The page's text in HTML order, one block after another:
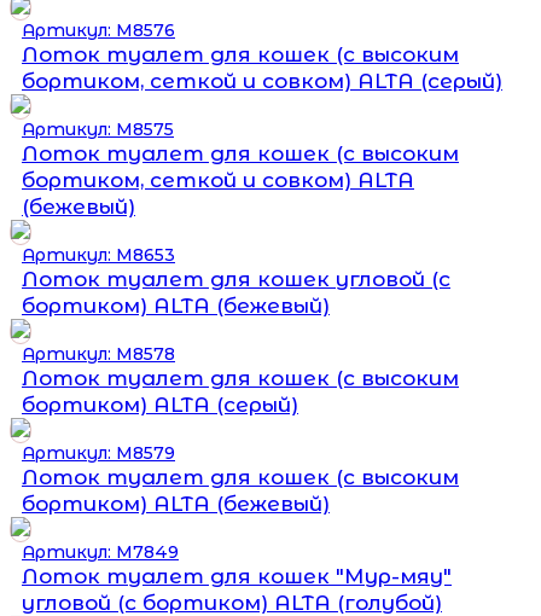
Артикул: М8576
Лоток туалет для кошек (c высоким
бортиком, сеткой и совком) ALTA (серый)
Артикул: М8575
Лоток туалет для кошек (c высоким
бортиком, сеткой и совком) ALTA
(бежевый)
Артикул: М8653
Лоток туалет для кошек угловой (с
бортиком) ALTA (бежевый)
Артикул: М8578
Лоток туалет для кошек (с высоким
бортиком) ALTA (серый)
Артикул: М8579
Лоток туалет для кошек (с высоким
бортиком) ALTA (бежевый)
Артикул: М7849
Лоток туалет для кошек "Мур-мяу"
угловой (с бортиком) ALTA (голубой)